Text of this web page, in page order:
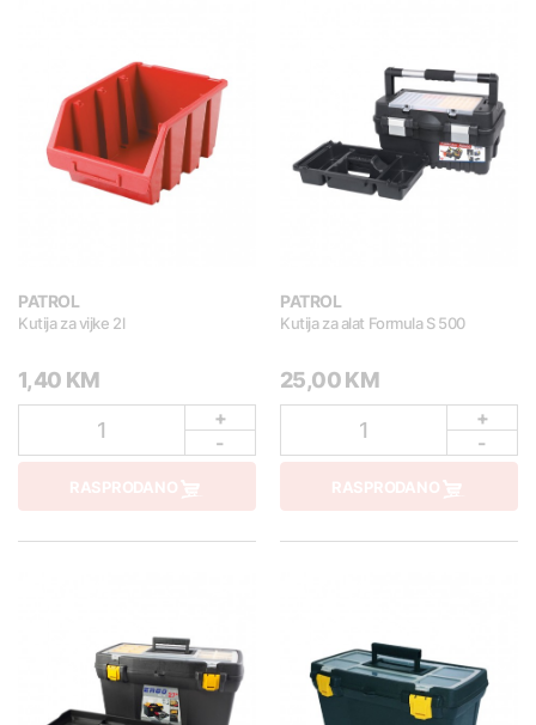
PATROL
Kutija za vijke 2l
1,40 KM
1
+
-
RASPRODANO
PATROL
Kutija za alat Formula S 500
25,00 KM
1
+
-
RASPRODANO